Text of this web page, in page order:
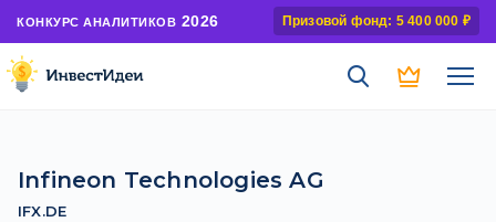
КОНКУРС АНАЛИТИКОВ 2026 Призовой фонд: 5 400 000 ₽
Infineon Technologies AG
IFX.DE